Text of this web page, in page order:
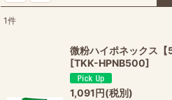
1件
微粉ハイポネックス
[TKK-HPNB500]
1,091円(税別)